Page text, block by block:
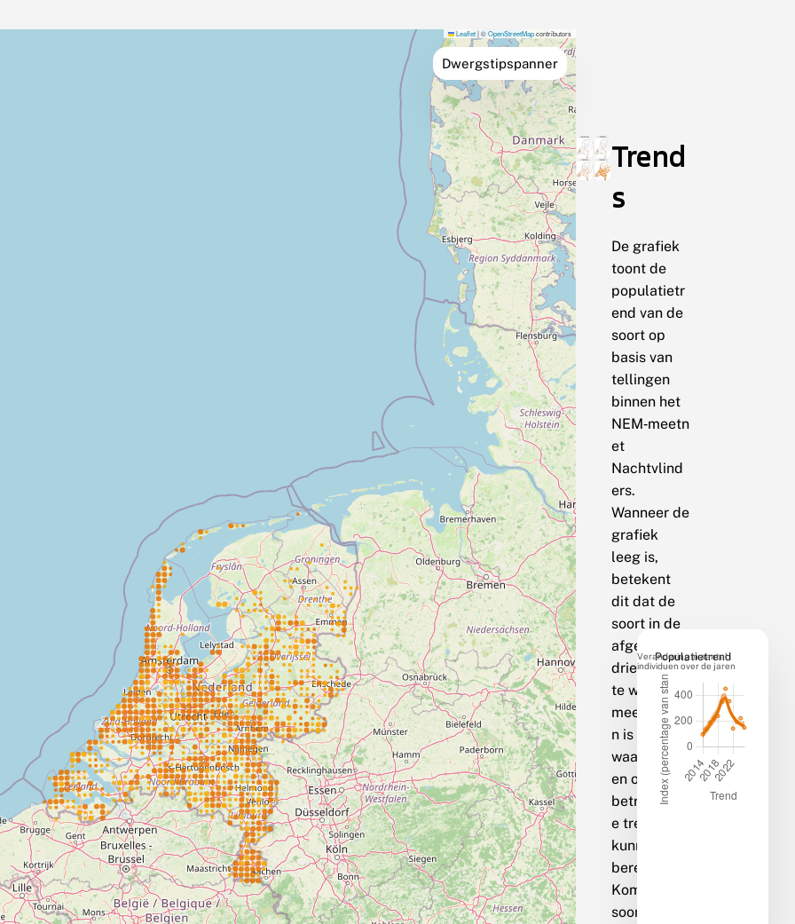
Dwergstipspanner
Leaflet|©OpenStreetMapcontributors
Trend
s
De grafiek
toont de
populatietr
end van de
soort op
basis van
tellingen
binnen het
NEM‑meetn
et
Nachtvlind
ers.
Wanneer de
grafiek
leeg is,
betekent
dit dat de
soort in de
afgelopen
drie jaar op
te weinig
meetpunte
n is
waargenom
en om een
betrouwbar
e trend te
kunnen
berekenen.
Komt de
soort bij jou
Populatietrend
Verandering in aantal
individuen over de jaren